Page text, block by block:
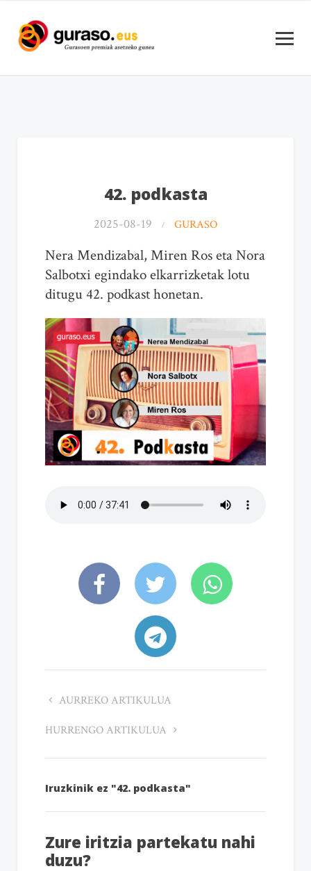
42. podkasta
2025-08-19 GURASO
Nera Mendizabal, Miren Ros eta Nora
Salbotxi egindako elkarrizketak lotu
ditugu 42. podkast honetan.
AURREKO ARTIKULUA
HURRENGO ARTIKULUA
Iruzkinik ez "42. podkasta"
Zure iritzia partekatu nahi
duzu?